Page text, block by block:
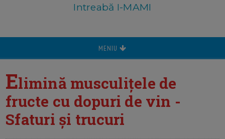
Intreabă I-MAMI
MENIU
Elimină musculițele de
fructe cu dopuri de vin -
Sfaturi și trucuri